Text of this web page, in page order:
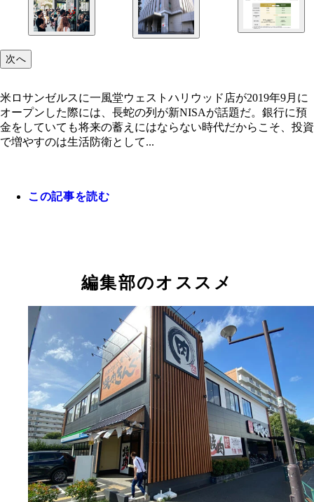
米ロサンゼルスに一風堂ウェストハリウッド店が
非課税保有期間が無制限となり保有限度額も増額
など、恩恵がより受けやすくなった新NISA。しか
次へ
米ロサンゼルスに一風堂ウェストハリウッド店が2019年9月に
オープンした際には、長蛇の列が新NISAが話題だ。銀行に預
金をしていても将来の蓄えにはならない時代だからこそ、投資
で増やすのは生活防衛として...
この記事を読む
編集部のオススメ